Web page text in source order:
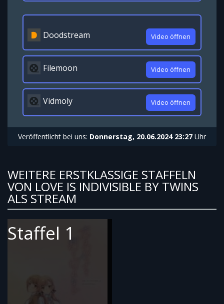
Doodstream Video öffnen
Filemoon Video öffnen
Vidmoly Video öffnen
Veröffentlicht bei uns: Donnerstag, 20.06.2024 23:27 Uhr
WEITERE ERSTKLASSIGE STAFFELN
VON LOVE IS INDIVISIBLE BY TWINS
ALS STREAM
Staffel 1